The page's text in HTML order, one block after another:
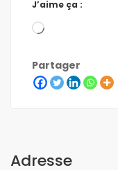
J’aime ça :
Partager
Adresse